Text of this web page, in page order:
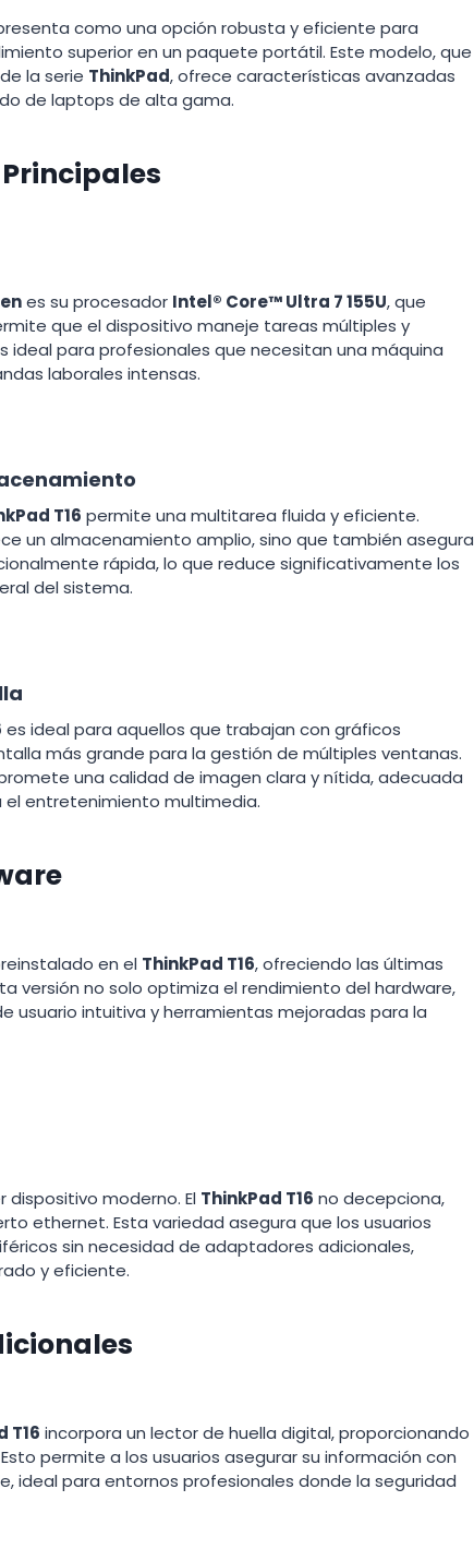
como una opción robusta y eficiente para
superior en un paquete portátil. Este modelo, que
la serie ThinkPad, ofrece características avanzadas
de laptops de alta gama.
es su procesador Intel® Core™ Ultra 7 155U, que
que el dispositivo maneje tareas múltiples y
ideal para profesionales que necesitan una máquina
laborales intensas.
T16 permite una multitarea fluida y eficiente.
un almacenamiento amplio, sino que también asegura
rápida, lo que reduce significativamente los
del sistema.
es ideal para aquellos que trabajan con gráficos
más grande para la gestión de múltiples ventanas.
una calidad de imagen clara y nítida, adecuada
entretenimiento multimedia.
en el ThinkPad T16, ofreciendo las últimas
versión no solo optimiza el rendimiento del hardware,
usuario intuitiva y herramientas mejoradas para la
moderno. El ThinkPad T16 no decepciona,
ethernet. Esta variedad asegura que los usuarios
sin necesidad de adaptadores adicionales,
y eficiente.
T16 incorpora un lector de huella digital, proporcionando
permite a los usuarios asegurar su información con
ideal para entornos profesionales donde la seguridad